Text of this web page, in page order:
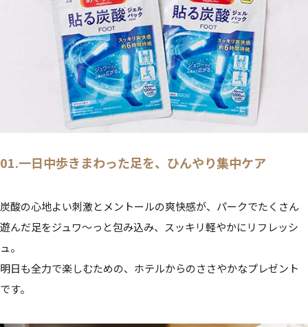
01.一日中歩きまわった足を、ひんやり集中ケア
炭酸の心地よい刺激とメントールの爽快感が、パークでたくさん
遊んだ足をジュワ〜っと包み込み、スッキリ軽やかにリフレッシ
ュ。
明日も全力で楽しむための、ホテルからのささやかなプレゼント
です。